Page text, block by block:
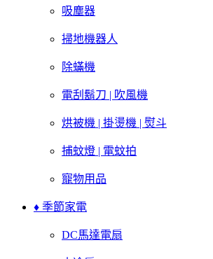
吸塵器
掃地機器人
除蟎機
電刮鬍刀 | 吹風機
烘被機 | 掛燙機 | 熨斗
捕蚊燈 | 電蚊拍
寵物用品
♦ 季節家電
DC馬達電扇